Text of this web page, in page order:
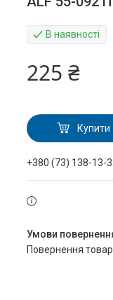
В наявності
225 ₴
Купити
+380 (73) 138-13-
повернення